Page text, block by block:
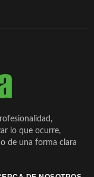
lo que ocurre,
de una forma clara